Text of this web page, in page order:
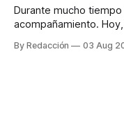
Durante mucho
acompañamiento.
artesanal, ingredientes
By Redacción 03 Aug